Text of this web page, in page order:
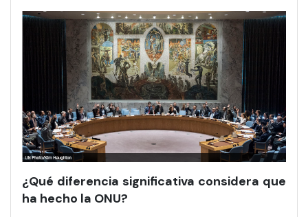
¿Qué diferencia significativa considera que
ha hecho la ONU?